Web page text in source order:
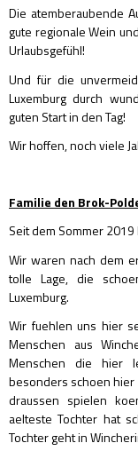
Die atemberaubende
gute regionale Wein
Urlaubsgefühl!
Und für die
Luxemburg durch
guten Start in den Tag!
Wir hoffen, noch viele
Familie den Brok-
Seit dem Sommer
Wir waren nach dem
tolle Lage, die
Luxemburg.
Wir fuehlen uns hier
Menschen aus
Menschen die hier
besonders schoen hier
draussen spielen
aelteste Tochter hat
Tochter geht in